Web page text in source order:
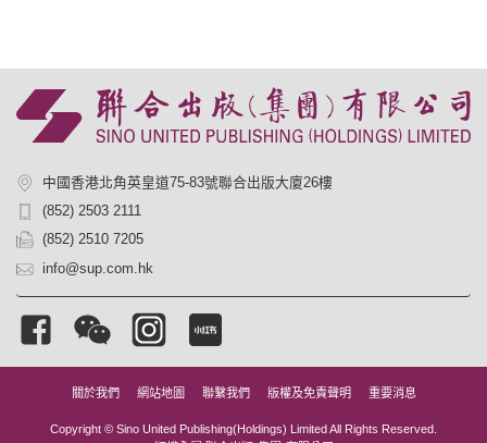
中國香港北角英皇道75-83號聯合出版大廈26樓
(852) 2503 2111
(852) 2510 7205
info@sup.com.hk
關於我們 網站地圖 聯繫我們 版權及免責聲明 重要消息
Copyright © Sino United Publishing(Holdings) Limited All Rights Reserved.